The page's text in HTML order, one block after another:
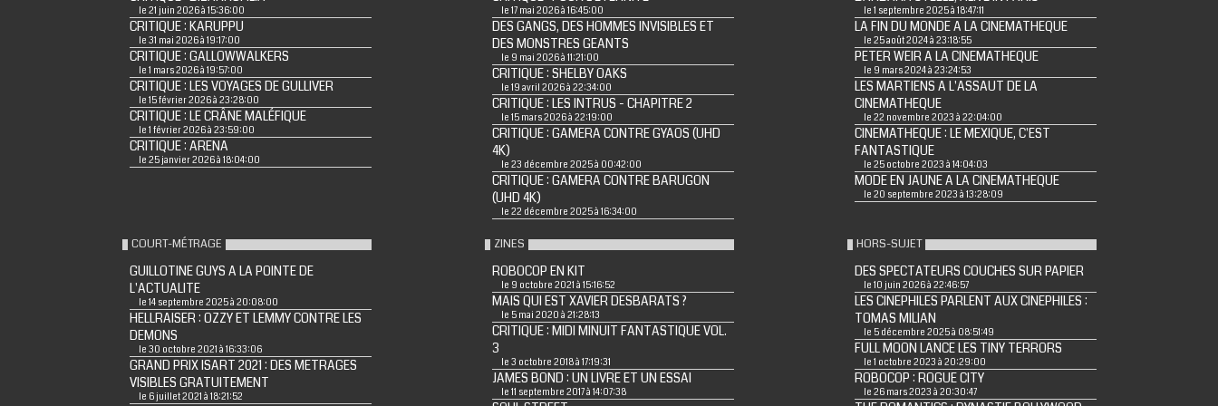
le 21 juin 2026 à 15:36:00
CRITIQUE : KARUPPU
le 31 mai 2026 à 19:17:00
CRITIQUE : GALLOWWALKERS
le 1 mars 2026 à 19:57:00
CRITIQUE : LES VOYAGES DE GULLIVER
le 15 février 2026 à 23:28:00
CRITIQUE : LE CRÂNE MALÉFIQUE
le 1 février 2026 à 23:59:00
CRITIQUE : ARENA
le 25 janvier 2026 à 18:04:00
le 17 mai 2026 à 16:45:00
DES GANGS, DES HOMMES INVISIBLES ET
DES MONSTRES GEANTS
le 9 mai 2026 à 11:21:00
CRITIQUE : SHELBY OAKS
le 19 avril 2026 à 22:34:00
CRITIQUE : LES INTRUS - CHAPITRE 2
le 15 mars 2026 à 22:19:00
CRITIQUE : GAMERA CONTRE GYAOS (UHD
4K)
le 23 décembre 2025 à 00:42:00
CRITIQUE : GAMERA CONTRE BARUGON
(UHD 4K)
le 22 décembre 2025 à 16:34:00
le 1 septembre 2025 à 18:47:11
LA FIN DU MONDE A LA CINEMATHEQUE
le 25 août 2024 à 23:18:55
PETER WEIR A LA CINEMATHEQUE
le 9 mars 2024 à 23:24:53
LES MARTIENS A L'ASSAUT DE LA
CINEMATHEQUE
le 22 novembre 2023 à 22:04:00
CINEMATHEQUE : LE MEXIQUE, C'EST
FANTASTIQUE
le 25 octobre 2023 à 14:04:03
MODE EN JAUNE A LA CINEMATHEQUE
le 20 septembre 2023 à 13:28:09
COURT-MÉTRAGE
GUILLOTINE GUYS A LA POINTE DE
L'ACTUALITE
le 14 septembre 2025 à 20:08:00
HELLRAISER : OZZY ET LEMMY CONTRE LES
DEMONS
le 30 octobre 2021 à 16:33:06
GRAND PRIX ISART 2021 : DES METRAGES
VISIBLES GRATUITEMENT
le 6 juillet 2021 à 18:21:52
ZINES
ROBOCOP EN KIT
le 9 octobre 2021 à 15:16:52
MAIS QUI EST XAVIER DESBARATS ?
le 5 mai 2020 à 21:28:13
CRITIQUE : MIDI MINUIT FANTASTIQUE VOL.
3
le 3 octobre 2018 à 17:19:31
JAMES BOND : UN LIVRE ET UN ESSAI
le 11 septembre 2017 à 14:07:38
HORS-SUJET
DES SPECTATEURS COUCHES SUR PAPIER
le 10 juin 2026 à 22:46:57
LES CINEPHILES PARLENT AUX CINEPHILES :
TOMAS MILIAN
le 5 décembre 2025 à 08:51:49
FULL MOON LANCE LES TINY TERRORS
le 1 octobre 2023 à 20:29:00
ROBOCOP : ROGUE CITY
le 26 mars 2023 à 20:30:47